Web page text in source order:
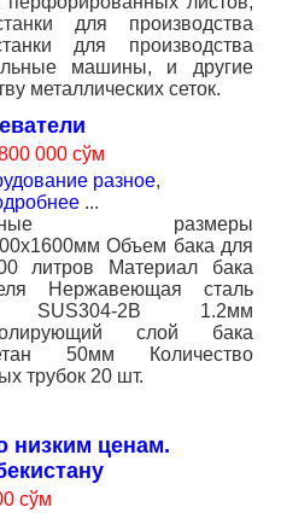
для производства
для производства
машины, и другие
металлических сеток.
000 сўм
разное,
...
размеры
Объем бака для
литров Материал бака
Нержавеющая сталь
SUS304-2B 1.2мм
слой бака
50мм Количество
трубок 20 шт.
низким ценам.
сўм